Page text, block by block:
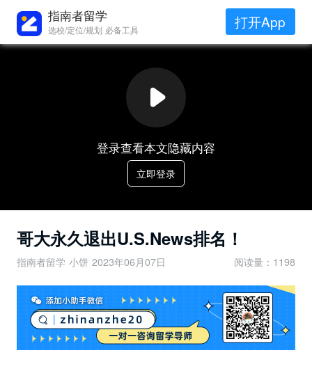
指南者留学
选校/定位/规划 必备工具 打开App
登录查看本文隐藏内容
立即登录
哥大永久退出U.S.News排名！
指南者留学 小饼 2023年06月07日 阅读量：1198